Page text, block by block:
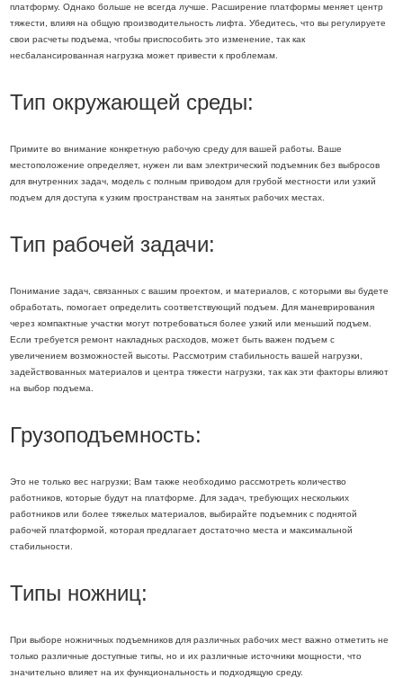
платформу. Однако больше не всегда лучше. Расширение платформы меняет центр
тяжести, влияя на общую производительность лифта. Убедитесь, что вы регулируете
свои расчеты подъема, чтобы приспособить это изменение, так как
несбалансированная нагрузка может привести к проблемам.
Тип окружающей среды:
Примите во внимание конкретную рабочую среду для вашей работы. Ваше
местоположение определяет, нужен ли вам электрический подъемник без выбросов
для внутренних задач, модель с полным приводом для грубой местности или узкий
подъем для доступа к узким пространствам на занятых рабочих местах.
Тип рабочей задачи:
Понимание задач, связанных с вашим проектом, и материалов, с которыми вы будете
обработать, помогает определить соответствующий подъем. Для маневрирования
через компактные участки могут потребоваться более узкий или меньший подъем.
Если требуется ремонт накладных расходов, может быть важен подъем с
увеличением возможностей высоты. Рассмотрим стабильность вашей нагрузки,
задействованных материалов и центра тяжести нагрузки, так как эти факторы влияют
на выбор подъема.
Грузоподъемность:
Это не только вес нагрузки; Вам также необходимо рассмотреть количество
работников, которые будут на платформе. Для задач, требующих нескольких
работников или более тяжелых материалов, выбирайте подъемник с поднятой
рабочей платформой, которая предлагает достаточно места и максимальной
стабильности.
Типы ножниц:
При выборе ножничных подъемников для различных рабочих мест важно отметить не
только различные доступные типы, но и их различные источники мощности, что
значительно влияет на их функциональность и подходящую среду.